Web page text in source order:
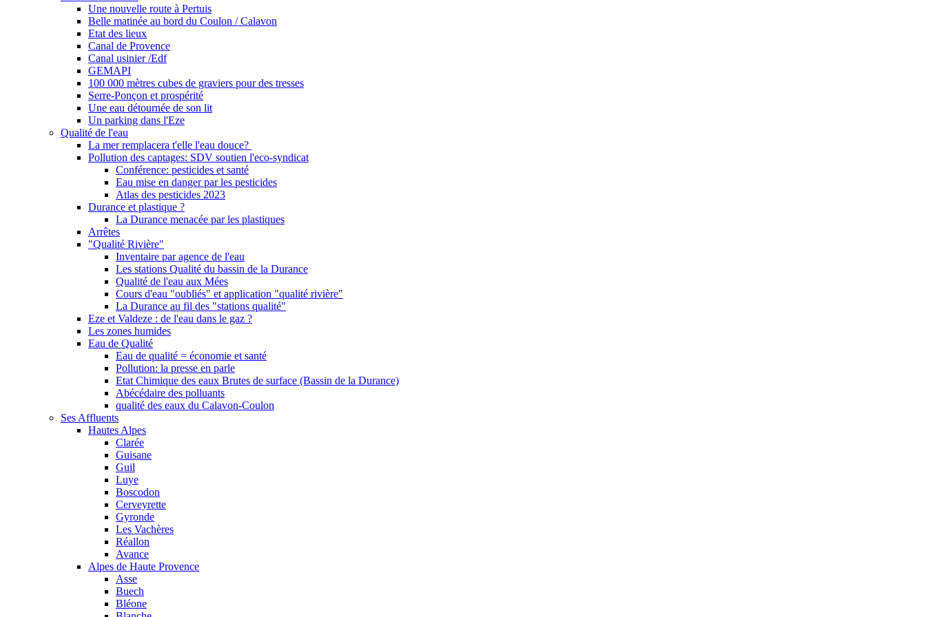
Une nouvelle route à Pertuis
Belle matinée au bord du Coulon / Calavon
Etat des lieux
Canal de Provence
Canal usinier /Edf
GEMAPI
100 000 mètres cubes de graviers pour des tresses
Serre-Ponçon et prospérité
Une eau détournée de son lit
Un parking dans l'Eze
Qualité de l'eau
La mer remplacera t'elle l'eau douce?
Pollution des captages: SDV soutien l'eco-syndicat
Conférence: pesticides et santé
Eau mise en danger par les pesticides
Atlas des pesticides 2023
Durance et plastique ?
La Durance menacée par les plastiques
Arrêtes
"Qualité Rivière"
Inventaire par agence de l'eau
Les stations Qualité du bassin de la Durance
Qualité de l'eau aux Mées
Cours d'eau "oubliés" et application "qualité rivière"
La Durance au fil des "stations qualité"
Eze et Valdeze : de l'eau dans le gaz ?
Les zones humides
Eau de Qualité
Eau de qualité = économie et santé
Pollution: la presse en parle
Etat Chimique des eaux Brutes de surface (Bassin de la Durance)
Abécédaire des polluants
qualité des eaux du Calavon-Coulon
Ses Affluents
Hautes Alpes
Clarée
Guisane
Guil
Luye
Boscodon
Cerveyrette
Gyronde
Les Vachères
Réallon
Avance
Alpes de Haute Provence
Asse
Buech
Bléone